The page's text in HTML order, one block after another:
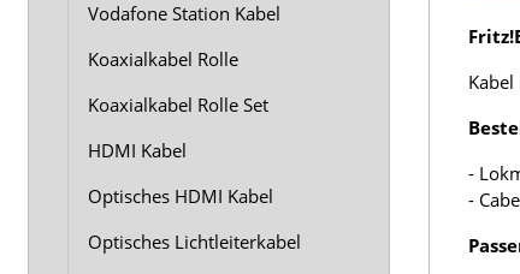
-
-
Vodafone Station Kabel
Koaxialkabel Rolle
Koaxialkabel Rolle Set
HDMI Kabel
Optisches HDMI Kabel
Optisches Lichtleiterkabel